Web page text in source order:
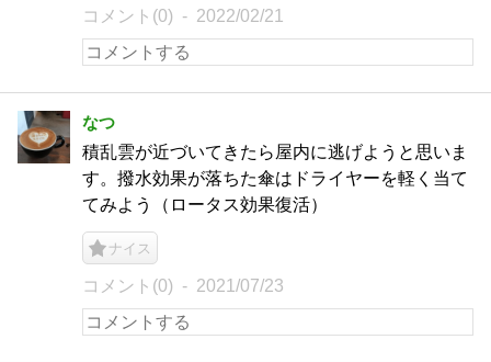
コメント(0) 2022/02/21
なつ
積乱雲が近づいてきたら屋内に逃げようと思いま
す。撥水効果が落ちた傘はドライヤーを軽く当て
てみよう（ロータス効果復活）
ナイス
コメント(0) 2021/07/23